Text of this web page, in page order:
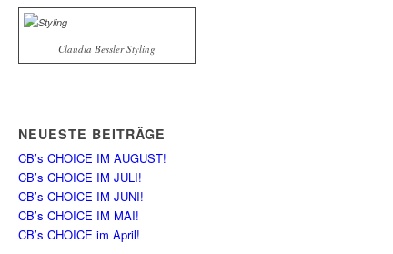
Claudia Bessler Styling
NEUESTE BEITRÄGE
CB’s CHOICE IM AUGUST!
CB’s CHOICE IM JULI!
CB’s CHOICE IM JUNI!
CB’s CHOICE IM MAI!
CB’s CHOICE im April!